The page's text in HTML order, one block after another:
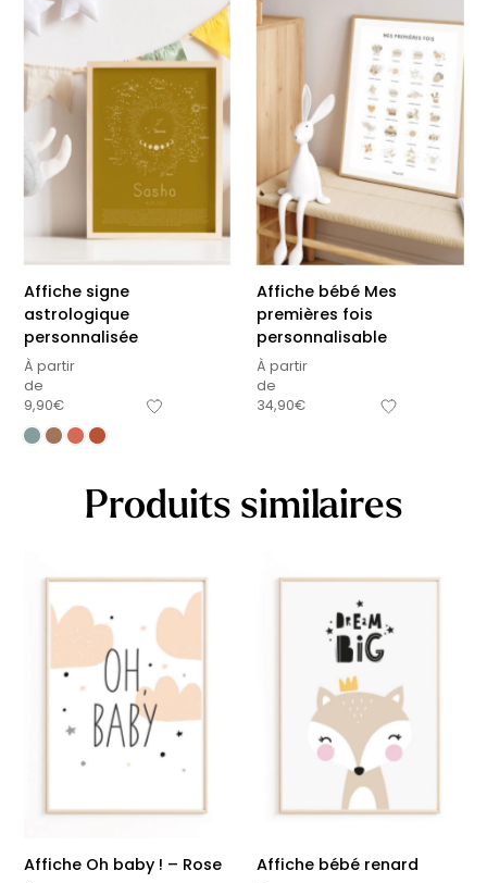
Affiche signe
astrologique
personnalisée
À partir
de
9,90€
Affiche bébé Mes
premières fois
personnalisable
À partir
de
34,90€
Produits similaires
Affiche Oh baby ! – Rose Affiche bébé renard